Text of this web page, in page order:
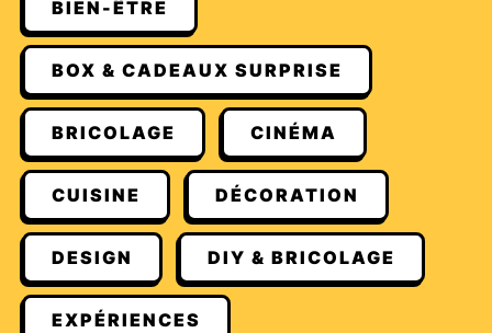
BIEN-ÊTRE
BOX & CADEAUX SURPRISE
BRICOLAGE CINÉMA
CUISINE DÉCORATION
DESIGN DIY & BRICOLAGE
EXPÉRIENCES